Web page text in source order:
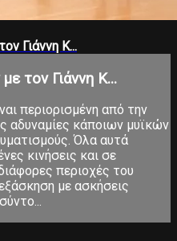
Γιάννη Κ...
τον Γιάννη Κ...
περιορισμένη από την
αδυναμίες κάποιων μυϊκών
Όλα αυτά
κινήσεις και σε
περιοχές του
με ασκήσεις